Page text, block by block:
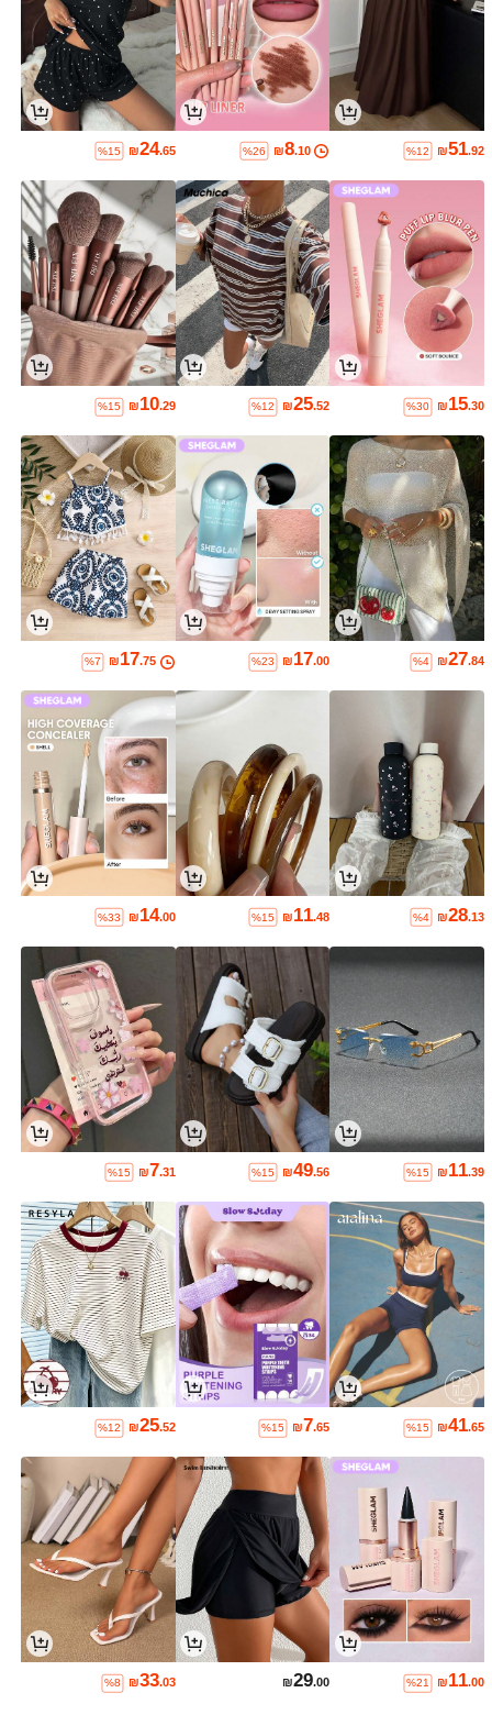
₪51.92
%12
₪8.10
%26
₪24.65
%15
₪15.30
%30
₪25.52
%12
₪10.29
%15
₪27.84
%4
₪17.00
%23
₪17.75
%7
₪28.13
%4
₪11.48
%15
₪14.00
%33
₪11.39
%15
₪49.56
%15
₪7.31
%15
₪41.65
%15
₪7.65
%15
₪25.52
%12
₪11.00
%21
₪29.00
₪33.03
%8